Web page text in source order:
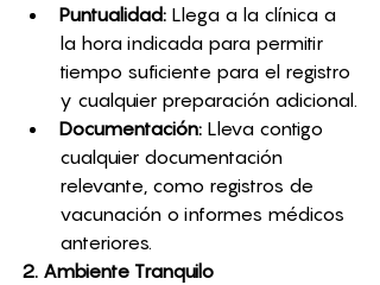
Puntualidad: Llega a la clínica a
la hora indicada para permitir
tiempo suficiente para el registro
y cualquier preparación adicional.
Documentación: Lleva contigo
cualquier documentación
relevante, como registros de
vacunación o informes médicos
anteriores.
2. Ambiente Tranquilo